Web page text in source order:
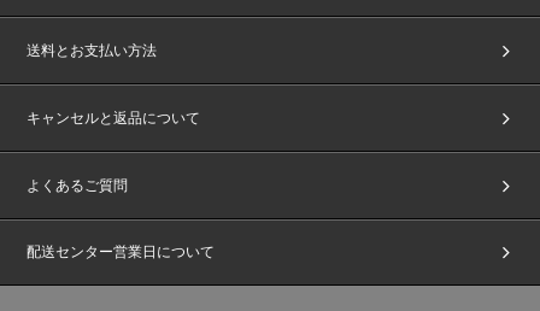
送料とお支払い方法
キャンセルと返品について
よくあるご質問
配送センター営業日について